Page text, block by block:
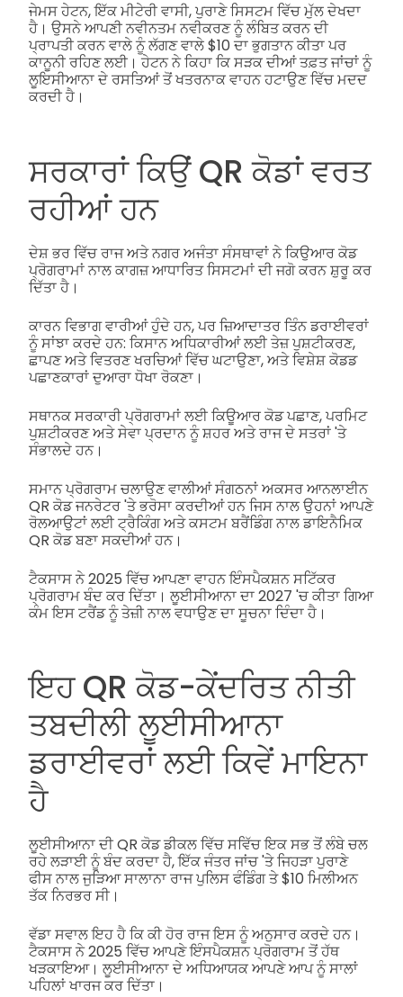
ਜੇਮਸ ਹੇਟਨ, ਇੱਕ ਮੀਟੇਰੀ ਵਾਸੀ, ਪੁਰਾਣੇ ਸਿਸਟਮ ਵਿੱਚ ਮੁੱਲ ਦੇਖਦਾ
ਹੈ। ਉਸਨੇ ਆਪਣੀ ਨਵੀਨਤਮ ਨਵੀਕਰਣ ਨੂੰ ਲੰਬਿਤ ਕਰਨ ਦੀ
ਪ੍ਰਾਪਤੀ ਕਰਨ ਵਾਲੇ ਨੂੰ ਲੱਗਣ ਵਾਲੇ $10 ਦਾ ਭੁਗਤਾਨ ਕੀਤਾ ਪਰ
ਕਾਨੂਨੀ ਰਹਿਣ ਲਈ। ਹੇਟਨ ਨੇ ਕਿਹਾ ਕਿ ਸੜਕ ਦੀਆਂ ਤਫ਼ਤ ਜਾਂਚਾਂ ਨੂੰ
ਲੂਇਸੀਆਨਾ ਦੇ ਰਸਤਿਆਂ ਤੋਂ ਖਤਰਨਾਕ ਵਾਹਨ ਹਟਾਉਣ ਵਿੱਚ ਮਦਦ
ਕਰਦੀ ਹੈ।
ਸਰਕਾਰਾਂ ਕਿਉਂ QR ਕੋਡਾਂ ਵਰਤ
ਰਹੀਆਂ ਹਨ
ਦੇਸ਼ ਭਰ ਵਿੱਚ ਰਾਜ ਅਤੇ ਨਗਰ ਅਜੰਤਾ ਸੰਸਥਾਵਾਂ ਨੇ ਕਿਉਆਰ ਕੋਡ
ਪ੍ਰੋਗਰਾਮਾਂ ਨਾਲ ਕਾਗਜ਼ ਆਧਾਰਿਤ ਸਿਸਟਮਾਂ ਦੀ ਜਗੋ ਕਰਨ ਸ਼ੁਰੂ ਕਰ
ਦਿੱਤਾ ਹੈ।
ਕਾਰਨ ਵਿਭਾਗ ਵਾਰੀਆਂ ਹੁੰਦੇ ਹਨ, ਪਰ ਜ਼ਿਆਦਾਤਰ ਤਿੰਨ ਡਰਾਈਵਰਾਂ
ਨੂੰ ਸਾਂਝਾ ਕਰਦੇ ਹਨ: ਕਿਸਾਨ ਅਧਿਕਾਰੀਆਂ ਲਈ ਤੇਜ਼ ਪੁਸ਼ਟੀਕਰਣ,
ਛਾਪਣ ਅਤੇ ਵਿਤਰਣ ਖਰਚਿਆਂ ਵਿੱਚ ਘਟਾਉਣਾ, ਅਤੇ ਵਿਸ਼ੇਸ਼ ਕੋਡਡ
ਪਛਾਣਕਾਰਾਂ ਦੁਆਰਾ ਧੋਖਾ ਰੋਕਣਾ।
ਸਥਾਨਕ ਸਰਕਾਰੀ ਪ੍ਰੋਗਰਾਮਾਂ ਲਈ ਕਿਊਆਰ ਕੋਡ ਪਛਾਣ, ਪਰਮਿਟ
ਪੁਸ਼ਟੀਕਰਣ ਅਤੇ ਸੇਵਾ ਪ੍ਰਦਾਨ ਨੂੰ ਸ਼ਹਰ ਅਤੇ ਰਾਜ ਦੇ ਸਤਰਾਂ 'ਤੇ
ਸੰਭਾਲਦੇ ਹਨ।
ਸਮਾਨ ਪ੍ਰੋਗਰਾਮ ਚਲਾਉਣ ਵਾਲੀਆਂ ਸੰਗਠਨਾਂ ਅਕਸਰ ਆਨਲਾਈਨ
QR ਕੋਡ ਜਨਰੇਟਰ 'ਤੇ ਭਰੋਸਾ ਕਰਦੀਆਂ ਹਨ ਜਿਸ ਨਾਲ ਉਹਨਾਂ ਆਪਣੇ
ਰੋਲਆਉਟਾਂ ਲਈ ਟ੍ਰੈਕਿੰਗ ਅਤੇ ਕਸਟਮ ਬਰੈਂਡਿੰਗ ਨਾਲ ਡਾਇਨੈਮਿਕ
QR ਕੋਡ ਬਣਾ ਸਕਦੀਆਂ ਹਨ।
ਟੈਕਸਾਸ ਨੇ 2025 ਵਿੱਚ ਆਪਣਾ ਵਾਹਨ ਇੰਸਪੈਕਸ਼ਨ ਸਟਿੱਕਰ
ਪ੍ਰੋਗਰਾਮ ਬੰਦ ਕਰ ਦਿੱਤਾ। ਲੂਈਸੀਆਨਾ ਦਾ 2027 'ਚ ਕੀਤਾ ਗਿਆ
ਕੰਮ ਇਸ ਟਰੈਂਡ ਨੂੰ ਤੇਜ਼ੀ ਨਾਲ ਵਧਾਉਣ ਦਾ ਸੂਚਨਾ ਦਿੰਦਾ ਹੈ।
ਇਹ QR ਕੋਡ-ਕੇਂਦਰਿਤ ਨੀਤੀ
ਤਬਦੀਲੀ ਲੂਈਸੀਆਨਾ
ਡਰਾਈਵਰਾਂ ਲਈ ਕਿਵੇਂ ਮਾਇਨਾ
ਹੈ
ਲੂਈਸੀਆਨਾ ਦੀ QR ਕੋਡ ਡੀਕਲ ਵਿੱਚ ਸਵਿੱਚ ਇਕ ਸਭ ਤੋਂ ਲੰਬੇ ਚਲ
ਰਹੇ ਲੜਾਈ ਨੂੰ ਬੰਦ ਕਰਦਾ ਹੈ, ਇੱਕ ਜੰਤਰ ਜਾਂਚ 'ਤੇ ਜਿਹੜਾ ਪੁਰਾਣੇ
ਫੀਸ ਨਾਲ ਜੁੜਿਆ ਸਾਲਾਨਾ ਰਾਜ ਪੁਲਿਸ ਫੰਡਿੰਗ ਤੇ $10 ਮਿਲੀਅਨ
ਤੱਕ ਨਿਰਭਰ ਸੀ।
ਵੱਡਾ ਸਵਾਲ ਇਹ ਹੈ ਕਿ ਕੀ ਹੋਰ ਰਾਜ ਇਸ ਨੂੰ ਅਨੁਸਾਰ ਕਰਦੇ ਹਨ।
ਟੈਕਸਾਸ ਨੇ 2025 ਵਿੱਚ ਆਪਣੇ ਇੰਸਪੈਕਸ਼ਨ ਪ੍ਰੋਗਰਾਮ ਤੋਂ ਹੱਥ
ਖੜਕਾਇਆ। ਲੂਈਸੀਆਨਾ ਦੇ ਅਧਿਆਯਕ ਆਪਣੇ ਆਪ ਨੂੰ ਸਾਲਾਂ
ਪਹਿਲਾਂ ਖਾਰਜ ਕਰ ਦਿੱਤਾ।